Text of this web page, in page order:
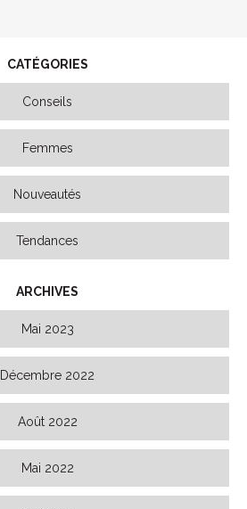
CATÉGORIES
Conseils
Femmes
Nouveautés
Tendances
ARCHIVES
Mai 2023
Décembre 2022
Août 2022
Mai 2022